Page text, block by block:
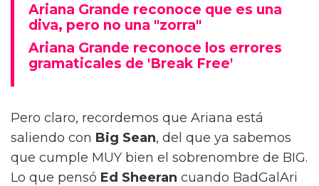
Ariana Grande reconoce que es una
diva, pero no una "zorra"
Ariana Grande reconoce los errores
gramaticales de 'Break Free'
Pero claro, recordemos que Ariana está
saliendo con Big Sean, del que ya sabemos
que cumple MUY bien el sobrenombre de BIG.
Lo que pensó Ed Sheeran cuando BadGalAri